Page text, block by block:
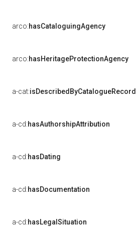
arco:hasCataloguingAgency
arco:hasHeritageProtectionAgency
a-cat:isDescribedByCatalogueRecord
a-cd:hasAuthorshipAttribution
a-cd:hasDating
a-cd:hasDocumentation
a-cd:hasLegalSituation